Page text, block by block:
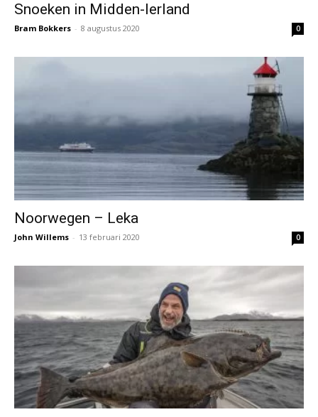
Snoeken in Midden-Ierland
Bram Bokkers - 8 augustus 2020 0
Noorwegen – Leka
John Willems - 13 februari 2020 0